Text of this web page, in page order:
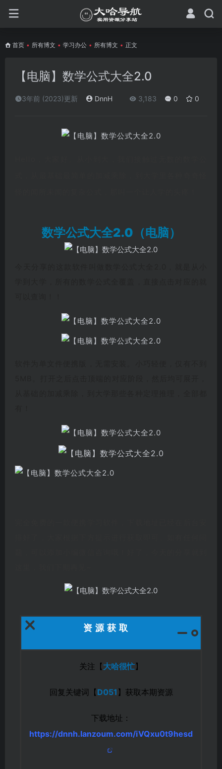
首页 • 所有博文 • 学习办公 • 所有博文 • 正文
【电脑】数学公式大全2.0
3年前 (2023)更新 DnnH 3,183 0 0
数学公式大全2.0（电脑）
资源获取
关注【大哈很忙】
回复关键词【D051 】获取本期资源
下载地址：
https://dnnh.lanzoum.com/iVQxu0t9hesd